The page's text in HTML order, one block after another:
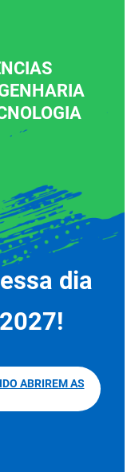
dia
ABRIREM AS